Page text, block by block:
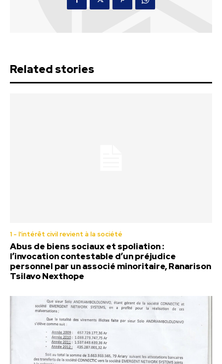
Related stories
1 - l'intérêt civil revient à la société
Abus de biens sociaux et spoliation :
l’invocation contestable d’un préjudice
personnel par un associé minoritaire, Ranarison
Tsilavo Nexthope